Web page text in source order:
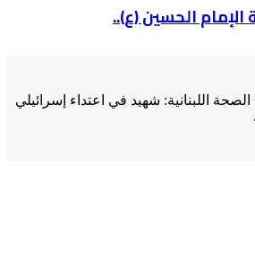
الإمام الحسين (ع)..
الصحة اللبنانية: شهيد في اعتداء إسرائيلي